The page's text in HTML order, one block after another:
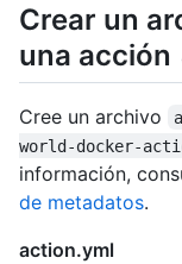
Crear un
una acción
Cree un archivo
world-docker-
información,
de metadatos.
action.yml